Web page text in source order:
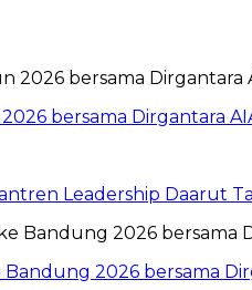
bersama Dirgantara
Leadership Daarut
2026 bersama